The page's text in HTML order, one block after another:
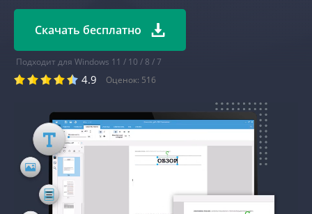
Скачать бесплатно
Подходит для Windows 11 / 10 / 8 / 7
4.9 Оценок: 516